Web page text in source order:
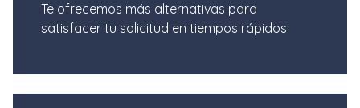
Te ofrecemos más alternativas para
satisfacer tu solicitud en tiempos rápidos